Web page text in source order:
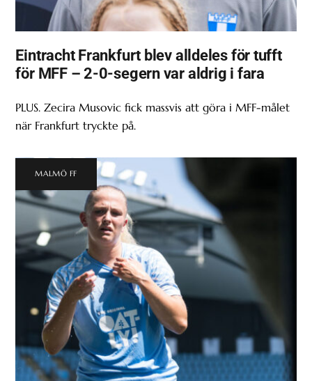
Eintracht Frankfurt blev alldeles för tufft
för MFF – 2-0-segern var aldrig i fara
PLUS. Zecira Musovic fick massvis att göra i MFF-målet
när Frankfurt tryckte på.
MALMÖ FF